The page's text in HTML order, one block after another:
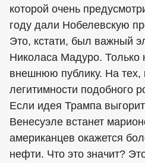
которой очень
году дали Нобелевскую
Это, кстати, был важный
Николаса Мадуро. Только
внешнюю публику. На тех,
легитимности подобного
Если идея Трампа
Венесуэле встанет
американцев окажется
нефти. Что это значит?